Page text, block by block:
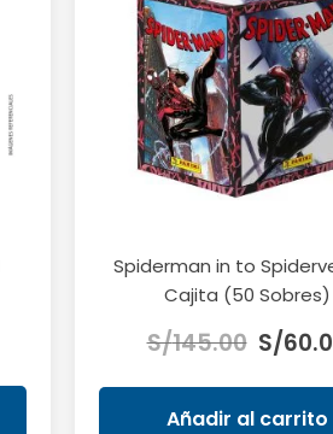
Spiderman in to
Cajita (50 Sobres)
S/145.00 precio
original
era:
S/
Añadir al carrito